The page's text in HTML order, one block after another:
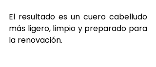
El resultado es un cuero cabelludo
más ligero, limpio y preparado para
la renovación.